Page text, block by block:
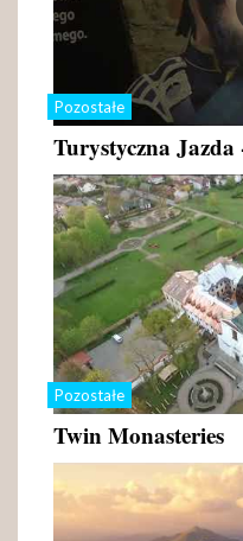
Pozostałe
Turystyczna
Pozostałe
Twin Monasteries